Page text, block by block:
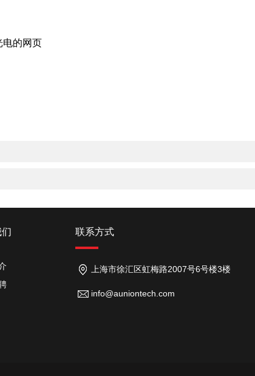
电的网页
联系方式
上海市徐汇区虹梅路2007号6号楼3楼
info@auniontech.com